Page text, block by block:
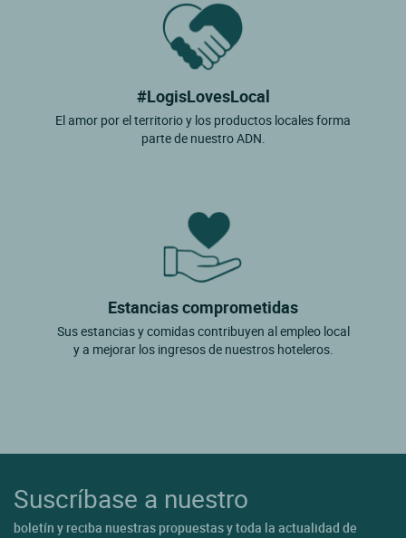
#LogisLovesLocal
El amor por el territorio y los productos locales forma
parte de nuestro ADN.
Estancias comprometidas
Sus estancias y comidas contribuyen al empleo local
y a mejorar los ingresos de nuestros hoteleros.
Suscríbase a nuestro
boletín y reciba nuestras propuestas y toda la actualidad de